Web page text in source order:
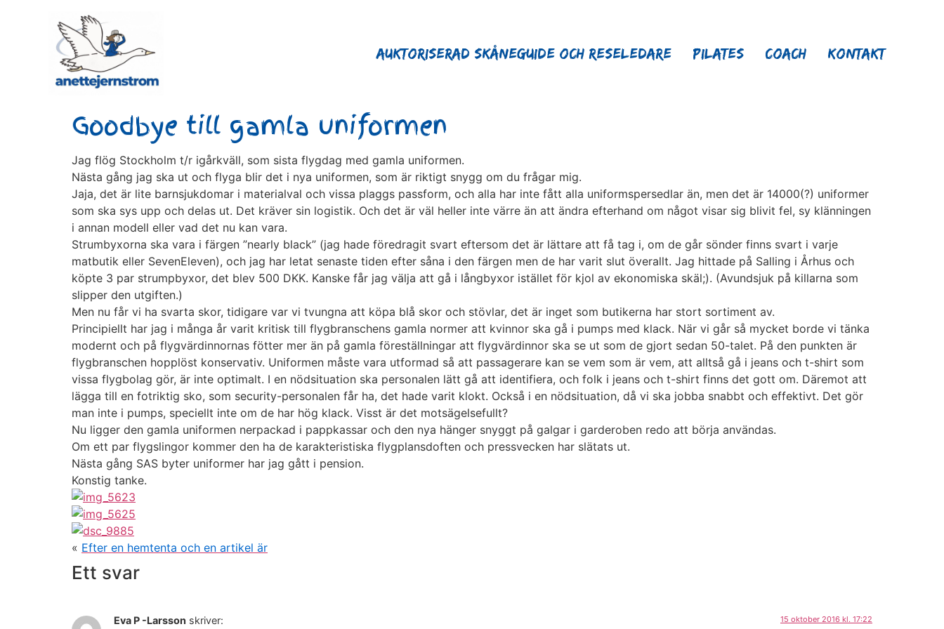
Auktoriserad Skåneguide och Reseledare Pilates Coach Kontakt
Goodbye till gamla uniformen
Jag flög Stockholm t/r igårkväll, som sista flygdag med gamla uniformen.
Nästa gång jag ska ut och flyga blir det i nya uniformen, som är riktigt snygg om du frågar mig.
Jaja, det är lite barnsjukdomar i materialval och vissa plaggs passform, och alla har inte fått alla uniformspersedlar än, men det är 14000(?) uniformer
som ska sys upp och delas ut. Det kräver sin logistik. Och det är väl heller inte värre än att ändra efterhand om något visar sig blivit fel, sy klänningen
i annan modell eller vad det nu kan vara.
Strumbyxorna ska vara i färgen ”nearly black” (jag hade föredragit svart eftersom det är lättare att få tag i, om de går sönder finns svart i varje
matbutik eller SevenEleven), och jag har letat senaste tiden efter såna i den färgen men de har varit slut överallt. Jag hittade på Salling i Århus och
köpte 3 par strumpbyxor, det blev 500 DKK. Kanske får jag välja att gå i långbyxor istället för kjol av ekonomiska skäl;). (Avundsjuk på killarna som
slipper den utgiften.)
Men nu får vi ha svarta skor, tidigare var vi tvungna att köpa blå skor och stövlar, det är inget som butikerna har stort sortiment av.
Principiellt har jag i många år varit kritisk till flygbranschens gamla normer att kvinnor ska gå i pumps med klack. När vi går så mycket borde vi tänka
modernt och på flygvärdinnornas fötter mer än på gamla föreställningar att flygvärdinnor ska se ut som de gjort sedan 50-talet. På den punkten är
flygbranschen hopplöst konservativ. Uniformen måste vara utformad så att passagerare kan se vem som är vem, att alltså gå i jeans och t-shirt som
vissa flygbolag gör, är inte optimalt. I en nödsituation ska personalen lätt gå att identifiera, och folk i jeans och t-shirt finns det gott om. Däremot att
lägga till en fotriktig sko, som security-personalen får ha, det hade varit klokt. Också i en nödsituation, då vi ska jobba snabbt och effektivt. Det gör
man inte i pumps, speciellt inte om de har hög klack. Visst är det motsägelsefullt?
Nu ligger den gamla uniformen nerpackad i pappkassar och den nya hänger snyggt på galgar i garderoben redo att börja användas.
Om ett par flygslingor kommer den ha de karakteristiska flygplansdoften och pressvecken har slätats ut.
Nästa gång SAS byter uniformer har jag gått i pension.
Konstig tanke.
« Efter en hemtenta och en artikel är
Ett svar
Eva P -Larsson skriver: 15 oktober 2016 kl. 17:22